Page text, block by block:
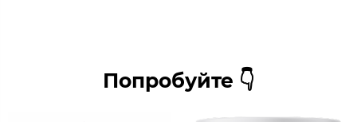
Попробуйте 👇